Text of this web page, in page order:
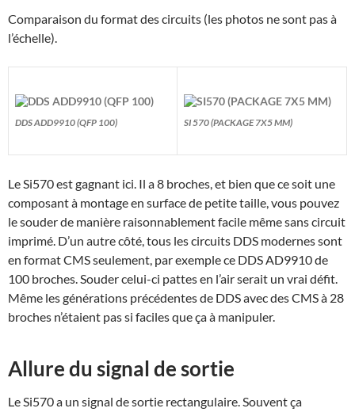
Comparaison du format des circuits (les photos ne sont pas à
l’échelle).
DDS ADD9910 (QFP 100) SI 570 (PACKAGE 7X5 MM)
Le Si570 est gagnant ici. Il a 8 broches, et bien que ce soit une
composant à montage en surface de petite taille, vous pouvez
le souder de manière raisonnablement facile même sans circuit
imprimé. D’un autre côté, tous les circuits DDS modernes sont
en format CMS seulement, par exemple ce DDS AD9910 de
100 broches. Souder celui-ci pattes en l’air serait un vrai défit.
Même les générations précédentes de DDS avec des CMS à 28
broches n’étaient pas si faciles que ça à manipuler.
Allure du signal de sortie
Le Si570 a un signal de sortie rectangulaire. Souvent ça